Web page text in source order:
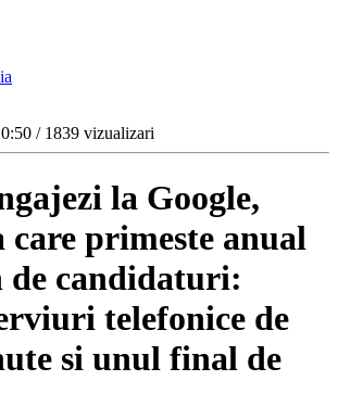
/ 1839 vizualizari
la Google,
care primeste anual
candidaturi:
telefonice de
si unul final de